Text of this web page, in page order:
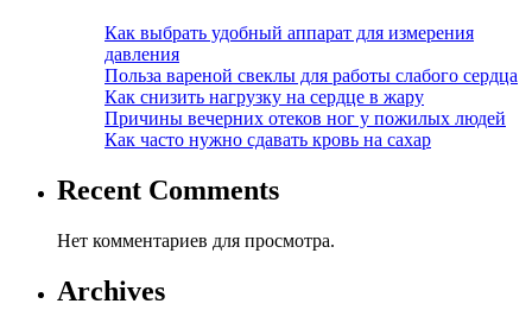
Как выбрать удобный аппарат для измерения
давления
Польза вареной свеклы для работы слабого сердца
Как снизить нагрузку на сердце в жару
Причины вечерних отеков ног у пожилых людей
Как часто нужно сдавать кровь на сахар
Recent Comments
Нет комментариев для просмотра.
Archives